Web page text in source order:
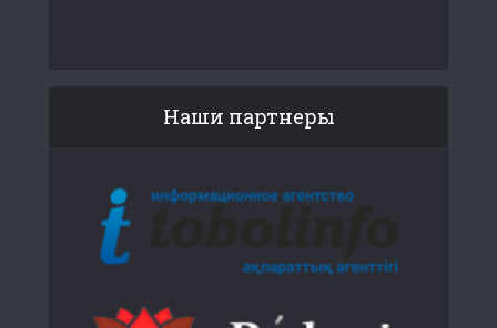
Наши партнеры